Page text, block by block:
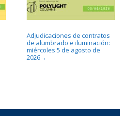
Adjudicaciones de contratos
de alumbrado e iluminación:
miércoles 5 de agosto de
2026→